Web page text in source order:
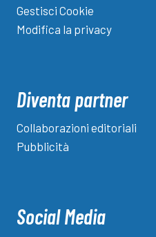
Gestisci Cookie
Modifica la privacy
Diventa partner
Collaborazioni editoriali
Pubblicità
Social Media